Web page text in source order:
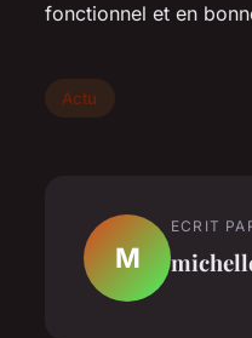
fonctionnel et en
Actu
M
ECRIT